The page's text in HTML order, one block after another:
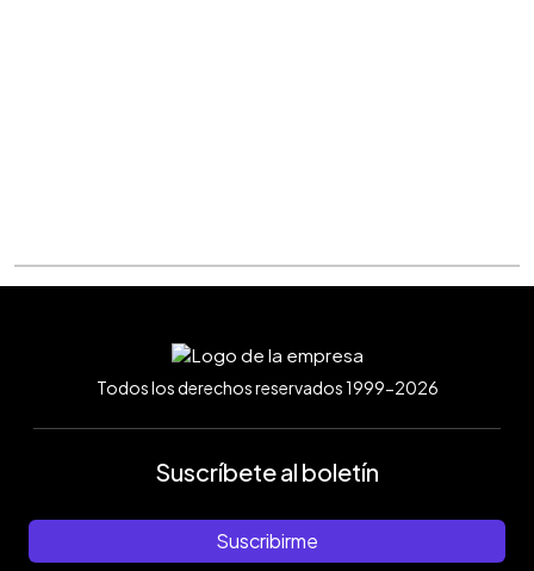
Todos los derechos reservados 1999-2026
Suscríbete al boletín
Suscribirme